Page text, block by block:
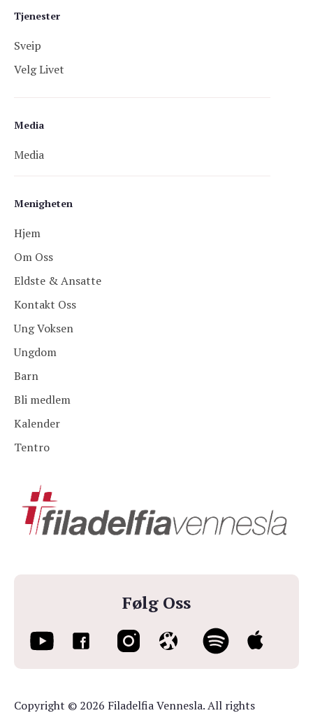
Følg Oss
Menigheten
Hjem
Om Oss
Eldste & Ansatte
Kontakt Oss
Ung Voksen
Ungdom
Barn
Bli medlem
Kalender
Tentro
Tjenester
Sveip
Velg Livet
Media
Media
Copyright © 2026 Filadelfia Vennesla. All rights